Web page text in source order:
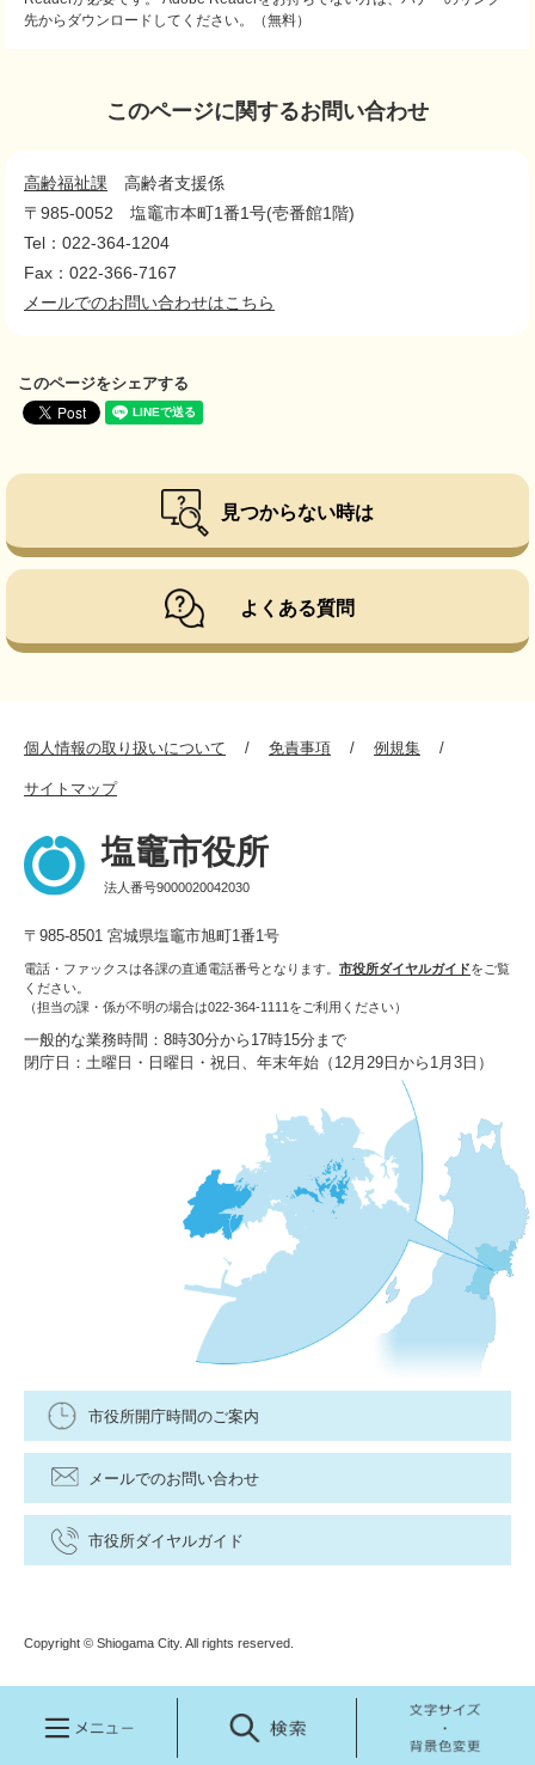
文
先からダウンロードしてください。（無料）
このページに関するお問い合わせ
高齢福祉課
高齢者支援係
〒985-0052
塩竈市本町1番1号(壱番館1階)
Tel：022-364-1204
Fax：022-366-7167
メールでのお問い合わせはこちら
このページをシェアする
見つからない時は
よくある質問
個人情報の取り扱いについて 免責事項 例規集
サイトマップ
塩竈市役所
法人番号9000020042030
〒985-8501 宮城県塩竈市旭町1番1号
電話・ファックスは各課の直通電話番号となります。 市役所ダイヤルガイドをご覧
ください。
（担当の課・係が不明の場合は022-364-1111をご利用ください）
一般的な業務時間：8時30分から17時15分まで
閉庁日：土曜日・日曜日・祝日、年末年始（12月29日から1月3日）
市役所開庁時間のご案内
メールでのお問い合わせ
市役所ダイヤルガイド
Copyright © Shiogama City. All rights reserved.